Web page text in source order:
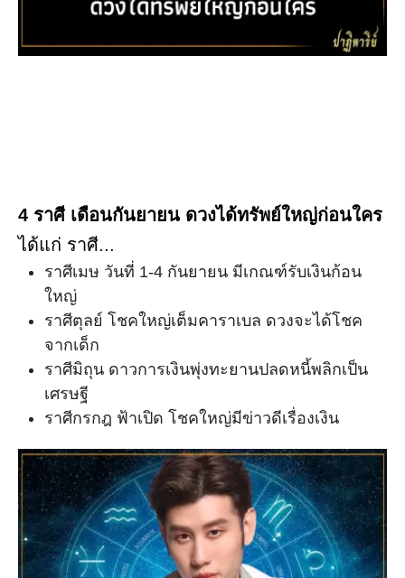
4 ราศี เดือนกันยายน ดวงได้ทรัพย์ใหญ่ก่อนใคร
ได้แก่ ราศี...
ราศีเมษ วันที่ 1-4 กันยายน มีเกณฑ์รับเงินก้อน
ใหญ่
ราศีตุลย์ โชคใหญ่เต็มคาราเบล ดวงจะได้โชค
จากเด็ก
ราศีมิถุน ดาวการเงินพุ่งทะยานปลดหนี้พลิกเป็น
เศรษฐี
ราศีกรกฎ ฟ้าเปิด โชคใหญ่มีข่าวดีเรื่องเงิน